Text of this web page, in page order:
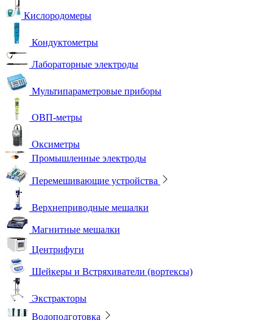
Кислородомеры
Кондуктометры
Лабораторные электроды
Мультипараметровые приборы
ОВП-метры
Оксиметры
Промышленные электроды
Перемешивающие устройства
Верхнеприводные мешалки
Магнитные мешалки
Центрифуги
Шейкеры и Встряхиватели (вортексы)
Экстракторы
Водоподготовка